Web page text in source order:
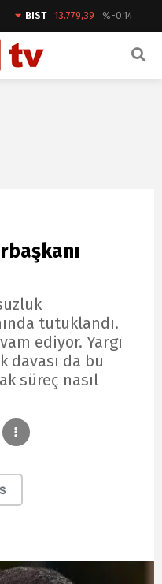
BIST 13.779,39 %-0.14
ARAMA YAP
tutuklandı.
ediyor. Yargı
davası da bu
süreç nasıl